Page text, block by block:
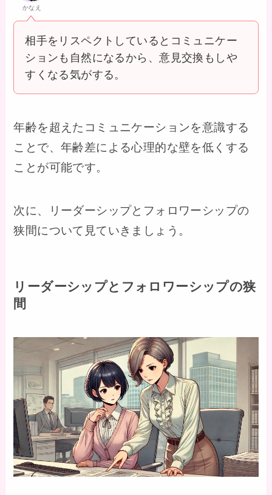
かなえ
相手をリスペクトしているとコミュニケー
ションも自然になるから、意見交換もしや
すくなる気がする。
年齢を超えたコミュニケーションを意識する
ことで、年齢差による心理的な壁を低くする
ことが可能です。
次に、リーダーシップとフォロワーシップの
狭間について見ていきましょう。
リーダーシップとフォロワーシップの狭
間